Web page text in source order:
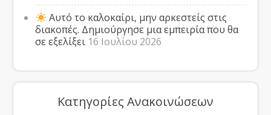
Αυτό το καλοκαίρι, μην αρκεστείς στις
διακοπές. Δημιούργησε μια εμπειρία που θα
σε εξελίξει 16 Ιουλίου 2026
Κατηγορίες Ανακοινώσεων